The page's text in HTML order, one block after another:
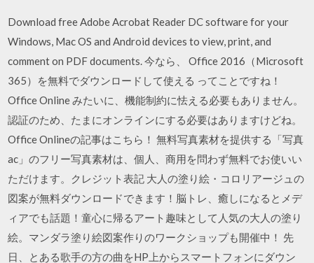
Download free Adobe Acrobat Reader DC software for your
Windows, Mac OS and Android devices to view, print, and
comment on PDF documents. 今なら、 Office 2016（Microsoft
365）を無料でダウンロードして使える ってことですね！
Office Online みたいに、機能制約に怯える必要もありません。
認証のため、たまにオンラインにする必要はありますけどね。
Office Onlineの記事はこちら！ 無料写真素材を提供する「写真
ac」のフリー写真素材は、個人、商用を問わず無料でお使いい
ただけます。クレジット表記 大人の塗り絵・コロリアージュの
図案が無料ダウンロードできます！脳トレ、癒しになるとメデ
ィアでも話題！童心に帰るアート趣味として人気の大人の塗り
絵。マンダラ塗り絵図案作りのワークショップも開催中！ 先
日、とある歌手の方の曲をHP上からスマートフォンにダウン